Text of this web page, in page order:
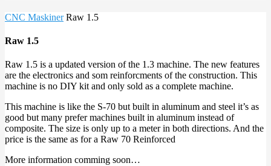
CNC Maskiner Raw 1.5
Raw 1.5
Raw 1.5 is a updated version of the 1.3 machine. The new features
are the electronics and som reinforcments of the construction. This
machine is no DIY kit and only sold as a complete machine.
This machine is like the S-70 but built in aluminum and steel it’s as
good but many prefer machines built in aluminum instead of
composite. The size is only up to a meter in both directions. And the
price is the same as for a Raw 70 Reinforced
More information comming soon…